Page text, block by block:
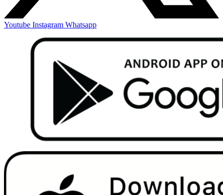
Youtube Instagram Whatsapp